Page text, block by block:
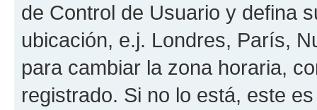
de Control de Usuario y defina
ubicación, e.j. Londres, París,
para cambiar la zona horaria,
registrado. Si no lo está, este